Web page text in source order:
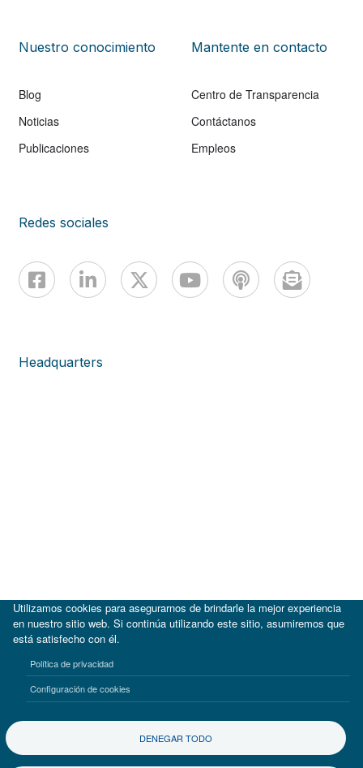
Nuestro conocimiento
Blog
Noticias
Publicaciones
Mantente en contacto
Centro de Transparencia
Contáctanos
Empleos
Redes sociales
Headquarters
Términos de uso Aviso de privacidad
Utilizamos cookies para asegurarnos de brindarle la mejor experiencia
en nuestro sitio web. Si continúa utilizando este sitio, asumiremos que
está satisfecho con él.
Política de privacidad
Configuración de cookies
DENEGAR TODO